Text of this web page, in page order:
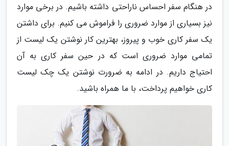
در هنگام سفر احساس ناراحتی داشته باشیم. در برخی موارد
نیز بسیاری از موارد ضروری را فراموش می کنیم. برای داشتن
یک سفر کاری خوب و پیروز، بهترین کار نوشتن یک لیست از
تمامی موارد ضروری است که در حین سفر کاری به آن
احتیاج داریم. در ادامه به ضرورت نوشتن یک چک لیست
کاری خواهیم پرداخت، با ما همراه باشید.